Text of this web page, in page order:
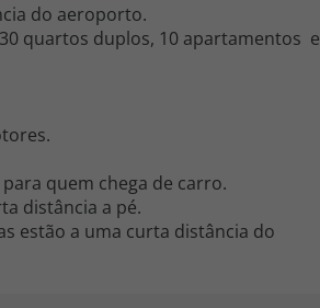
do aeroporto.
quartos duplos, 10 apartamentos e
quem chega de carro.
distância a pé.
estão a uma curta distância do